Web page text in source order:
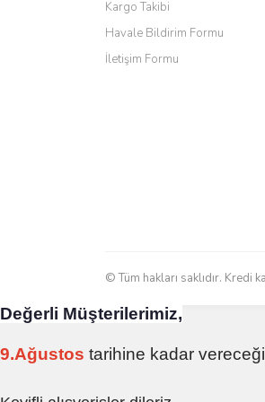
Ürün fiyatı diğer
Bu ürüne benzer
Ö... Ç... | 13/04/2026
Yani site de
Aytaç Hacıalioğlu | 01/01/
E... S... | 12/12/2025
Site guzel çalışıyor irtibat
H... C... | 30/11/2025
Aradığınıza kolay ulaşılan
Kargo Takibi
Havale Bildirim Formu
İletişim Formu
© Tüm hakları saklıdır. Kredi
Değerli Müşterilerimiz,
9.Ağustos tarihine kadar